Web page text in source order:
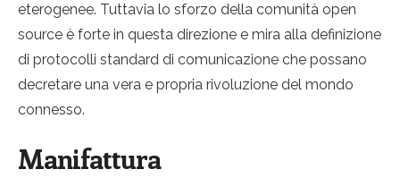
eterogenee. Tuttavia lo sforzo della comunità open
source è forte in questa direzione e mira alla definizione
di protocolli standard di comunicazione che possano
decretare una vera e propria rivoluzione del mondo
connesso.
Manifattura